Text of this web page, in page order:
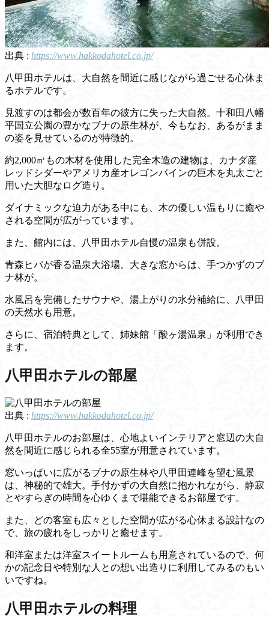
出典 : https://www.hakkodahotel.co.jp/
八甲田ホテルは、大自然を間近に感じながら過ごせる心休ま
るホテルです。
見渡すのは都会が数百年の彼方に失った大自然。十和田八幡
平国立公園の豊かなブナの原生林が、今もなお、あるがまま
の姿を見せているのが特徴的。
約2,000㎥もの木材を使用した完全木造の建物は、カナダ産
レッドシダーやアメリカ産オレゴンパインの巨木を丸太ごと
用いた大胆なログ造り。
ダイナミックな迫力がある中にも、木の優しい温もりに癒や
される空間が広がっています。
また、館内には、八甲田ホテル自慢の温泉も併設。
青森ヒバが香る温泉大浴場。大きな窓からは、手つかずのブ
ナ林が。
水風呂を完備したサウナや、湯上がりの水分補給に、八甲田
の天然水も用意。
さらに、宿泊特典として、姉妹館「酸ヶ湯温泉」が利用でき
ます。
八甲田ホテルの部屋
出典 : https://www.hakkodahotel.co.jp/
八甲田ホテルのお部屋は、心地よいインテリアと窓辺の大自
然を間近に感じられる全55室が用意されています。
窓いっぱいに広がるブナの原生林や八甲田連峰を望む風景
は、神秘的で雄大。手付かずの大自然に抱かれながら、静寂
とやすらぎの時間を心ゆくまで堪能できるお部屋です。
また、どの客室も広々とした空間が広がる心休まる設計なの
で、旅の疲れをしっかりと癒せます。
和洋室または洋室スイートルームも用意されているので、何
かの記念日や特別な人との想い出造りに利用してみるのもい
いですね。
八甲田ホテルの料理